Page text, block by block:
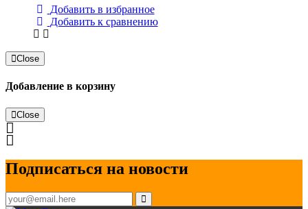
Добавить в избранное
Добавить к сравнению
Close
Добавление в корзину
Close
Подписаться на новости